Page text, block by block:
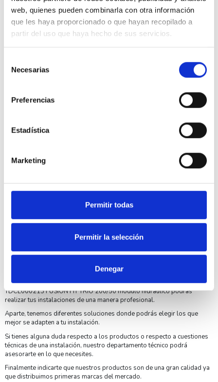
web, quienes pueden combinarla con otra información
que les haya proporcionado o que hayan recopilado a
partir del uso que haya hecho de sus servicios.
Necesarias
Preferencias
Estadística
Marketing
Permitir todas
Permitir la selección
Denegar
Por otro lado, tenemos todo tipo de cableado y pequeño material para
realizar tus instalaciones de una manera profesional. Con DOMUSA
TDCL000213 FUSION HT TRIO 200/50 módulo hidráulico podrás
realizar tus instalaciones de una manera profesional.
Aparte, tenemos diferentes soluciones donde podrás elegir los que
mejor se adapten a tu instalación.
Si tienes alguna duda respecto a los productos o respecto a cuestiones
técnicas de una instalación, nuestro departamento técnico podrá
asesorarte en lo que necesites.
Finalmente indicarte que nuestros productos son de una gran calidad ya
que distribuimos primeras marcas del mercado.